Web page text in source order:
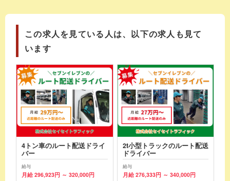
この求人を見ている人は、以下の求人も見て
います
4トン車のルート配送ドライ
バー
給与
月給 296,923円 ～ 320,000円
2t小型トラックのルート配送
ドライバー
給与
月給 276,333円 ～ 340,000円